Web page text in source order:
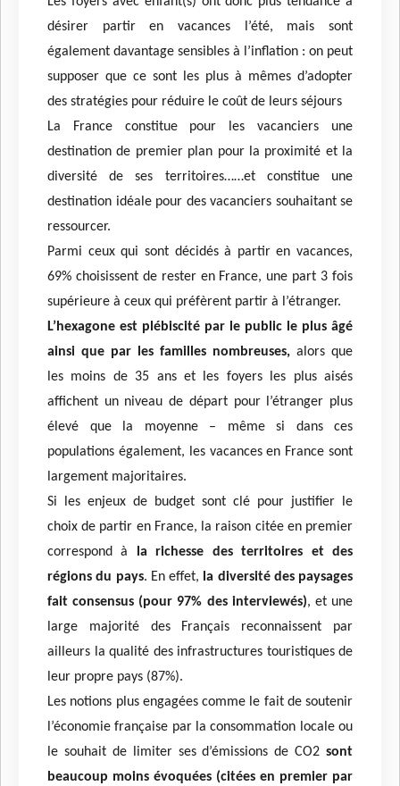
désirer partir en vacances l’été, mais sont
également davantage sensibles à l’inflation : on peut
supposer que ce sont les plus à mêmes d’adopter
des stratégies pour réduire le coût de leurs séjours
La France constitue pour les vacanciers une
destination de premier plan pour la proximité et la
diversité de ses territoires……et constitue une
destination idéale pour des vacanciers souhaitant se
ressourcer.
Parmi ceux qui sont décidés à partir en vacances,
69% choisissent de rester en France, une part 3 fois
supérieure à ceux qui préfèrent partir à l’étranger.
L’hexagone est plébiscité par le public le plus âgé
ainsi que par les familles nombreuses, alors que
les moins de 35 ans et les foyers les plus aisés
affichent un niveau de départ pour l’étranger plus
élevé que la moyenne – même si dans ces
populations également, les vacances en France sont
largement majoritaires.
Si les enjeux de budget sont clé pour justifier le
choix de partir en France, la raison citée en premier
correspond à la richesse des territoires et des
régions du pays. En effet, la diversité des paysages
fait consensus (pour 97% des interviewés), et une
large majorité des Français reconnaissent par
ailleurs la qualité des infrastructures touristiques de
leur propre pays (87%).
Les notions plus engagées comme le fait de soutenir
l’économie française par la consommation locale ou
le souhait de limiter ses d’émissions de CO2 sont
beaucoup moins évoquées (citées en premier par